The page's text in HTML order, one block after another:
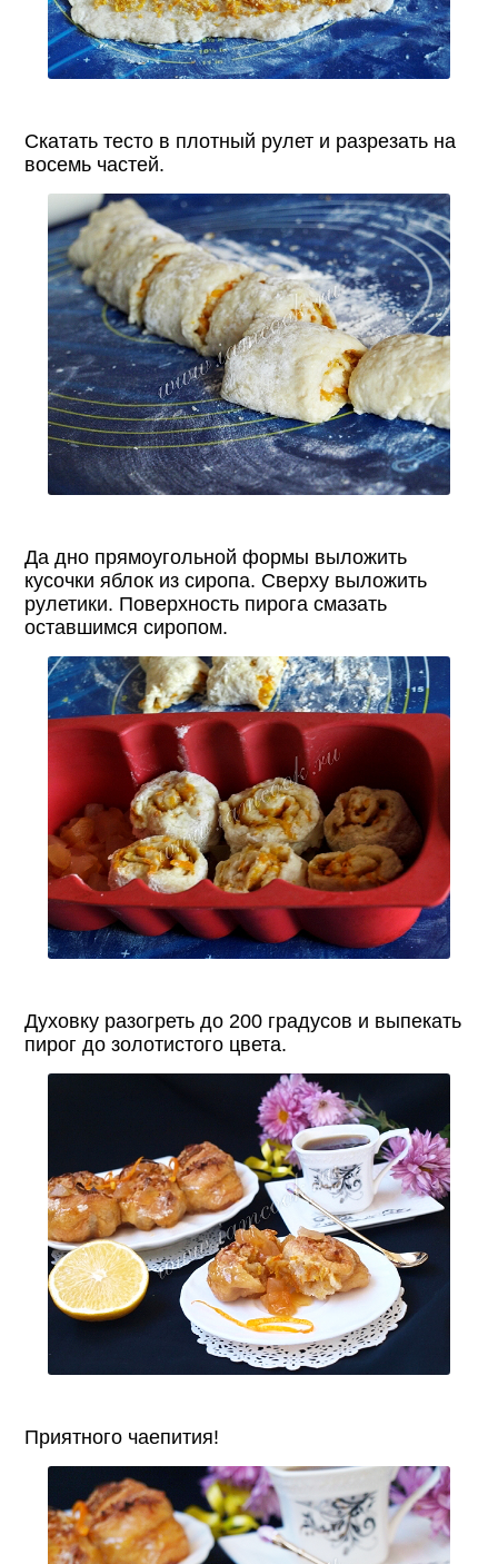
Скатать тесто в плотный рулет и разрезать на
восемь частей.
Да дно прямоугольной формы выложить
кусочки яблок из сиропа. Сверху выложить
рулетики. Поверхность пирога смазать
оставшимся сиропом.
Духовку разогреть до 200 градусов и выпекать
пирог до золотистого цвета.
Приятного чаепития!